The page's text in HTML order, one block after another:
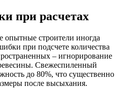
при расчетах
опытные строители иногда
при подсчете количества
– игнорирование
Свежеспиленный
до 80%, что существенно
после высыхания.